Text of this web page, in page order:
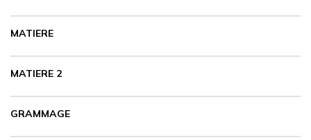
MATIERE
MATIERE 2
GRAMMAGE